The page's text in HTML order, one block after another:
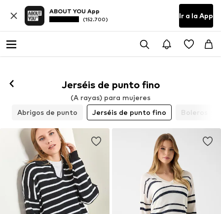
ABOUT YOU App
(152.700) Ir a la App
Jerséis de punto fino
(A rayas) para mujeres
Abrigos de punto Jerséis de punto fino Boleros